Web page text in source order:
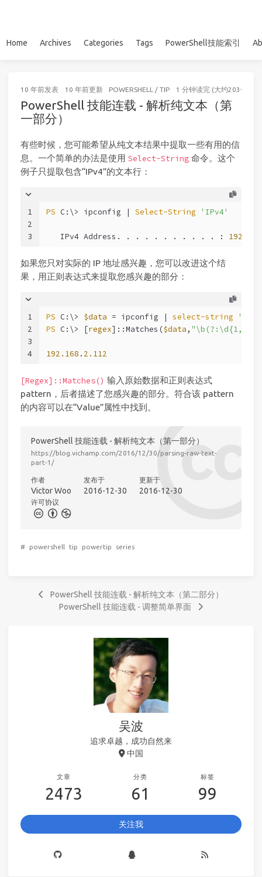
Home Archives Categories Tags PowerShell技能索引
10 年前发表 10 年前更新 POWERSHELL / TIP 1 分钟读完 (大约203个字)
PowerShell 技能连载 - 解析纯文本（第
一部分）
有些时候，您可能希望从纯文本结果中提取一些有用的信
息。一个简单的办法是使用 Select-String 命令。这个
例子只提取包含“IPv4”的文本行：
1
2
3
PS C:\> ipconfig | Select-String 'IPv4'
   IPv4 Address. . . . . . . . . . . :
192.168
如果您只对实际的 IP 地址感兴趣，您可以改进这个结
果，用正则表达式来提取您感兴趣的部分：
1
2
3
4
PS C:\> $data = ipconfig | select-string
PS C:\> [regex]::Matches($data,
192.168 . 2.112
[Regex]::Matches() 输入原始数据和正则表达式
pattern，后者描述了您感兴趣的部分。符合该 pattern
的内容可以在“Value”属性中找到。
PowerShell 技能连载 - 解析纯文本（第一部分）
https://blog.vichamp.com/2016/12/30/parsing-raw-text-
part-1/
作者
Victor Woo
发布于
2016-12-30
更新于
2016-12-30
许可协议
# powershell tip powertip series
PowerShell 技能连载 - 解析纯文本（第二部分）
PowerShell 技能连载 - 调整简单界面
吴波
追求卓越，成功自然来
中国
文章
2473
分类
61
标签
99
关注我